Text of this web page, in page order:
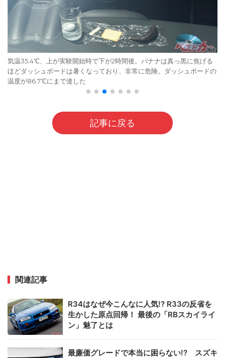
気温35.4℃、上が実験開始時で下が2時間後。バナナは真っ黒に焦げる
ほどダッシュボードは暑くなっており、非常に危険。ダッシュボードの
温度が86.7℃にまで達した
記事に戻る
関連記事
R34はなぜ今こんなに人気!? R33の反省を
生かした原点回帰！ 最後の「RBスカイライ
ン」魅了とは
最廉価グレードで本当に困らない!? スズキ